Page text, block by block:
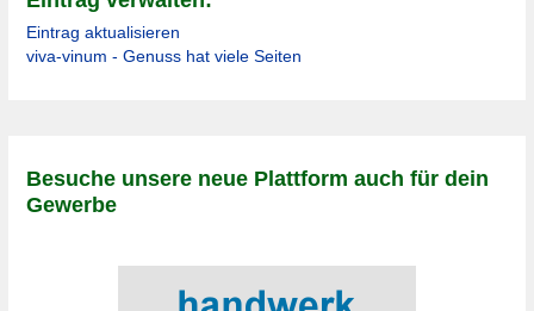
Eintrag aktualisieren
viva-vinum - Genuss hat viele Seiten
Besuche unsere neue Plattform auch für dein
Gewerbe